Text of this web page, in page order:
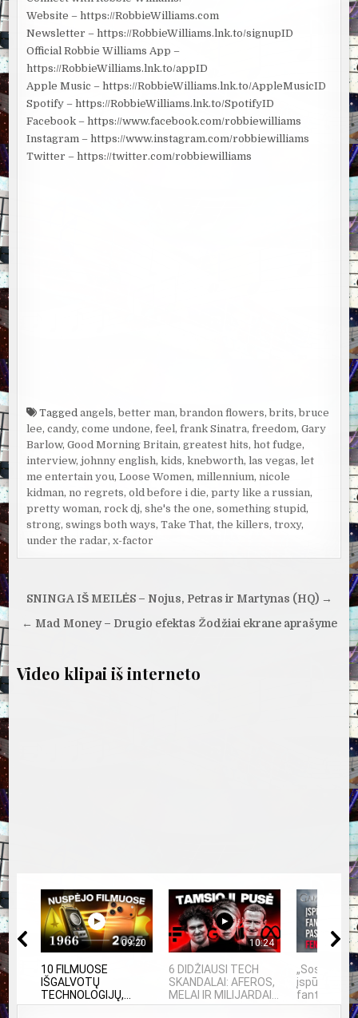
Website – https://RobbieWilliams.com
Newsletter – https://RobbieWilliams.lnk.to/signupID
Official Robbie Williams App –
https://RobbieWilliams.lnk.to/appID
Apple Music – https://RobbieWilliams.lnk.to/AppleMusicID
Spotify – https://RobbieWilliams.lnk.to/SpotifyID
Facebook – https://www.facebook.com/robbiewilliams
Instagram – https://www.instagram.com/robbiewilliams
Twitter – https://twitter.com/robbiewilliams
Taggedangels,better man,brandon flowers,brits,bruce
lee,candy,come undone,feel,frank Sinatra,freedom,Gary
Barlow,Good Morning Britain,greatest hits,hot fudge,
interview,johnny english,kids,knebworth,las vegas,let
me entertain you,Loose Women,millennium,nicole
kidman,no regrets,old before i die,party like a russian,
pretty woman,rock dj,she's the one,something stupid,
strong,swings both ways,Take That,the killers,troxy,
under the radar,x-factor
Navigacija
tarp
SNINGA IŠ MEILĖS – Nojus, Petras ir Martynas (HQ) →
← Mad Money – Drugio efektas Žodžiai ekrane aprašyme
Video klipai iš interneto
09:20
10 FILMUOSE
IŠGALVOTŲ
TECHNOLOGIJŲ,...
10:24
6 DIDŽIAUSI TECH
SKANDALAI: AFEROS,
MELAI IR MILIJARDAI...
„Sostų
įspūdingas
fantastinio